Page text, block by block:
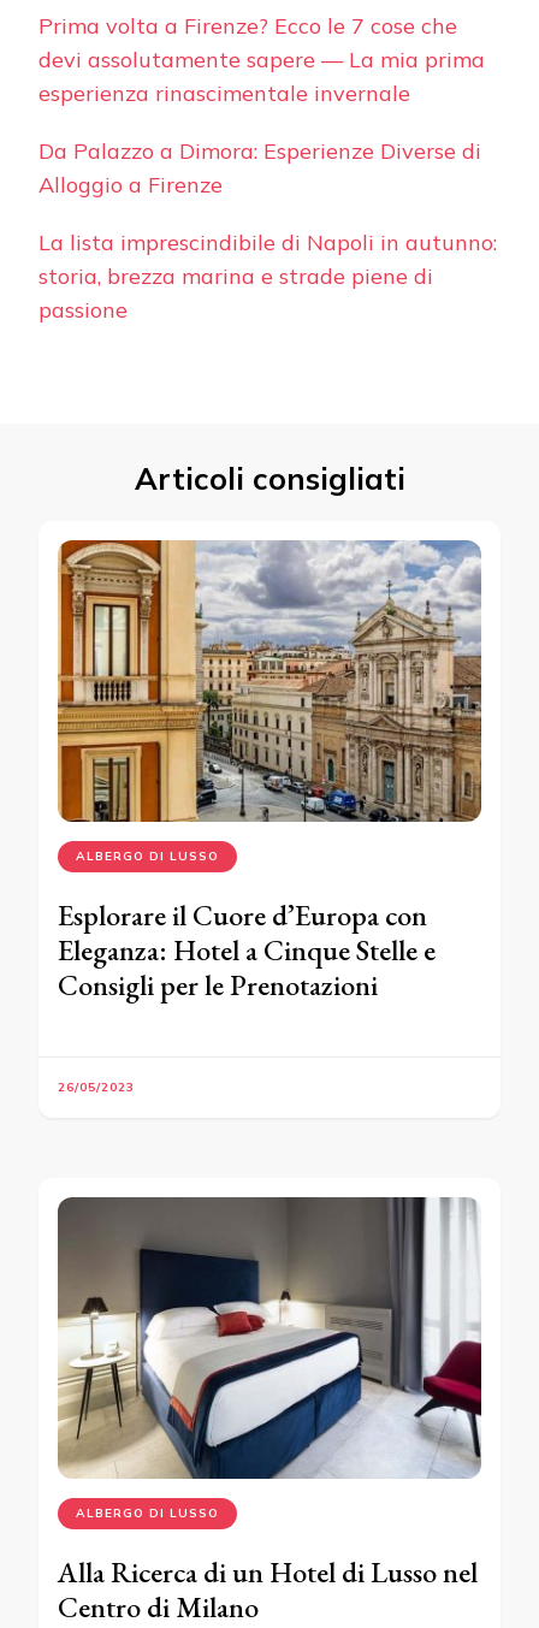
Prima volta a Firenze? Ecco le 7 cose che
devi assolutamente sapere — La mia prima
esperienza rinascimentale invernale
Da Palazzo a Dimora: Esperienze Diverse di
Alloggio a Firenze
La lista imprescindibile di Napoli in autunno:
storia, brezza marina e strade piene di
passione
Articoli consigliati
ALBERGO DI LUSSO
Esplorare il Cuore d’Europa con
Eleganza: Hotel a Cinque Stelle e
Consigli per le Prenotazioni
26/05/2023
ALBERGO DI LUSSO
Alla Ricerca di un Hotel di Lusso nel
Centro di Milano